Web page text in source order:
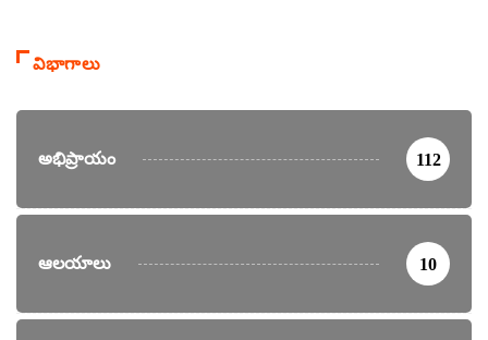
విభాగాలు
అభిప్రాయం 112
ఆలయాలు 10